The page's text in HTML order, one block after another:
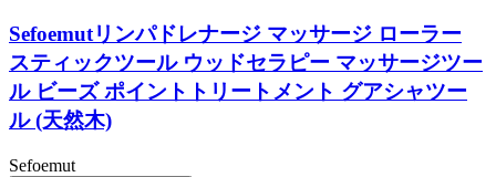
Sefoemutリンパドレナージ マッサージ ローラー
スティックツール ウッドセラピー マッサージツー
ル ビーズ ポイントトリートメント グアシャツー
ル (天然木)
Sefoemut